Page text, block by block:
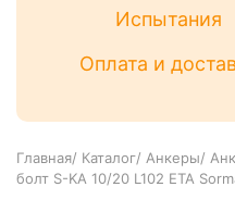
Испытания
Оплата и
Главная/ Каталог/ Анкеры/
болт S-KA 10/20 L102 ETA